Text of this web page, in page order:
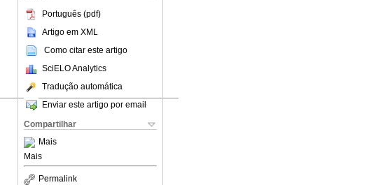
Português (pdf)
Artigo em XML
Como citar este artigo
SciELO Analytics
Tradução automática
Enviar este artigo por email
Compartilhar
Mais
Mais
Permalink